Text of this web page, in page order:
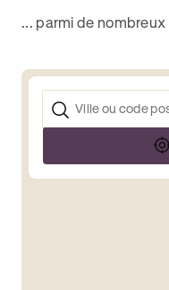
... parmi de